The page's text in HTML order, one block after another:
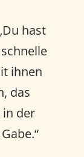
hast
ihnen
das
in der